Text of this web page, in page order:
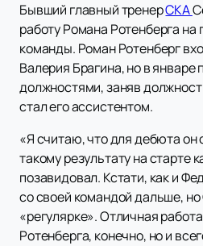
Бывший главный тренерСКА
работу Романа Ротенберга на
команды. Роман Ротенберг
Валерия Брагина, но в январе
должностями, заняв
стал его ассистентом.
«Я считаю, что для дебюта он
такому результату на старте
позавидовал. Кстати, как и
со своей командой дальше,
«регулярке». Отличная
Ротенберга, конечно, но и